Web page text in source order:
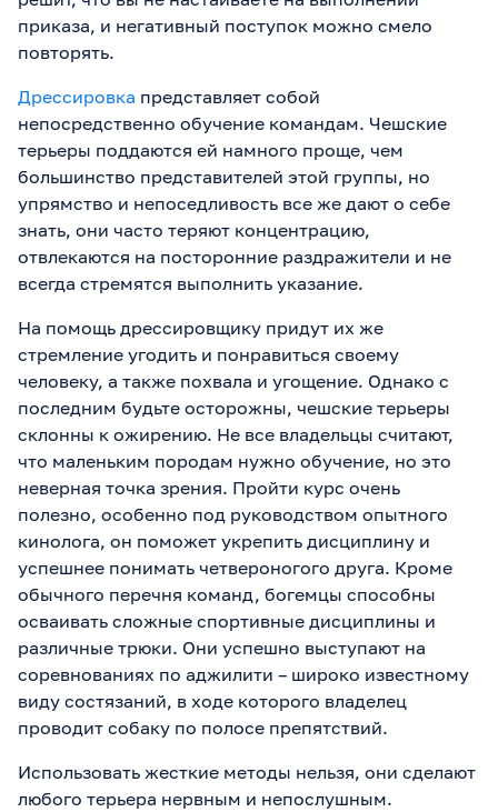
приказа, и негативный поступок можно смело
повторять.
Дрессировка представляет собой
непосредственно обучение командам. Чешские
терьеры поддаются ей намного проще, чем
большинство представителей этой группы, но
упрямство и непоседливость все же дают о себе
знать, они часто теряют концентрацию,
отвлекаются на посторонние раздражители и не
всегда стремятся выполнить указание.
На помощь дрессировщику придут их же
стремление угодить и понравиться своему
человеку, а также похвала и угощение. Однако с
последним будьте осторожны, чешские терьеры
склонны к ожирению. Не все владельцы считают,
что маленьким породам нужно обучение, но это
неверная точка зрения. Пройти курс очень
полезно, особенно под руководством опытного
кинолога, он поможет укрепить дисциплину и
успешнее понимать четвероногого друга. Кроме
обычного перечня команд, богемцы способны
осваивать сложные спортивные дисциплины и
различные трюки. Они успешно выступают на
соревнованиях по аджилити – широко известному
виду состязаний, в ходе которого владелец
проводит собаку по полосе препятствий.
Использовать жесткие методы нельзя, они сделают
любого терьера нервным и непослушным.